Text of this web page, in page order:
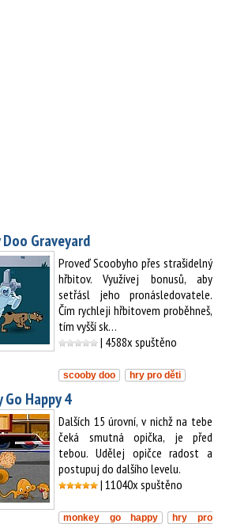
Doo Graveyard
Proveď Scoobyho přes strašidelný
hřbitov. Využívej bonusů, aby
setřásl jeho pronásledovatele.
Čím rychleji hřbitovem proběhneš,
tím vyšší sk…
| 4588x spuštěno
scooby doo hry pro děti
Go Happy 4
Dalších 15 úrovní, v nichž na tebe
čeká smutná opička, je před
tebou. Udělej opičce radost a
postupuj do dalšího levelu.
| 11040x spuštěno
monkey go happy
hry pro